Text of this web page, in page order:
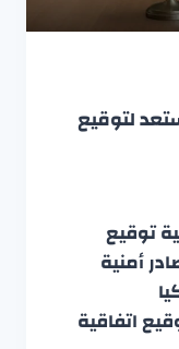
لتوقيع
توقيع
أمنية
اتفاقية